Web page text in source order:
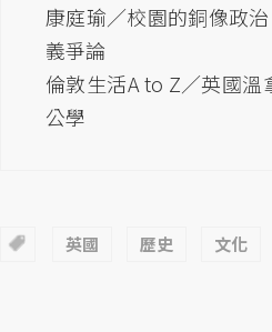
康庭瑜／校園的銅像政
義爭論
倫敦生活A to Z／英國溫
公學
英國 歷史 文化